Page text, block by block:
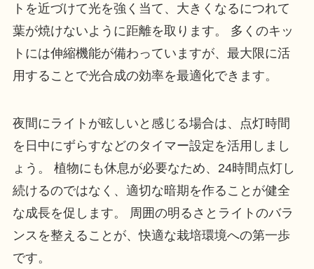
トを近づけて光を強く当て、大きくなるにつれて
葉が焼けないように距離を取ります。 多くのキッ
トには伸縮機能が備わっていますが、最大限に活
用することで光合成の効率を最適化できます。
夜間にライトが眩しいと感じる場合は、点灯時間
を日中にずらすなどのタイマー設定を活用しまし
ょう。 植物にも休息が必要なため、24時間点灯し
続けるのではなく、適切な暗期を作ることが健全
な成長を促します。 周囲の明るさとライトのバラ
ンスを整えることが、快適な栽培環境への第一歩
です。